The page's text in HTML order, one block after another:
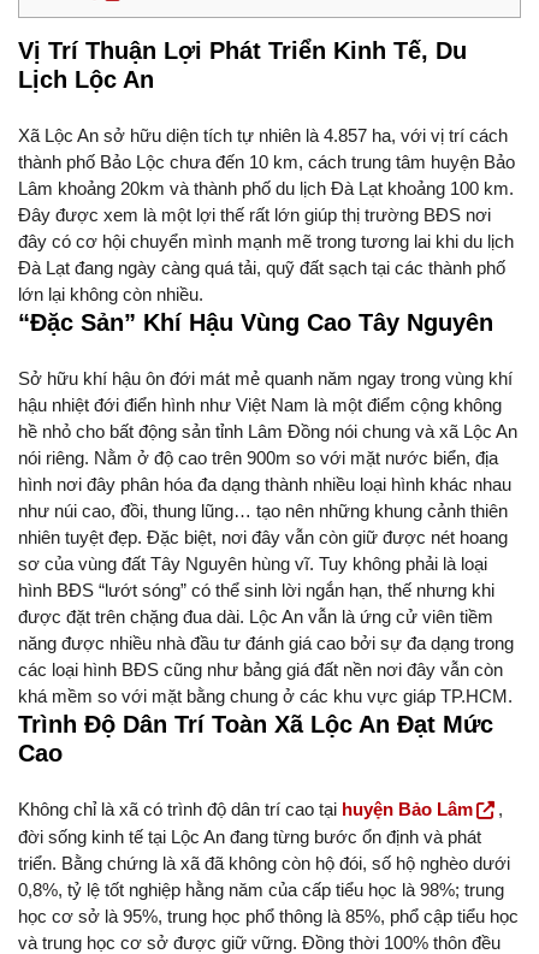
Vị Trí Thuận Lợi Phát Triển Kinh Tế, Du
Lịch Lộc An
Xã Lộc An sở hữu diện tích tự nhiên là 4.857 ha, với vị trí cách
thành phố Bảo Lộc chưa đến 10 km, cách trung tâm huyện Bảo
Lâm khoảng 20km và thành phố du lịch Đà Lạt khoảng 100 km.
Đây được xem là một lợi thế rất lớn giúp thị trường BĐS nơi
đây có cơ hội chuyển mình mạnh mẽ trong tương lai khi du lịch
Đà Lạt đang ngày càng quá tải, quỹ đất sạch tại các thành phố
lớn lại không còn nhiều.
“Đặc Sản” Khí Hậu Vùng Cao Tây Nguyên
Sở hữu khí hậu ôn đới mát mẻ quanh năm ngay trong vùng khí
hậu nhiệt đới điển hình như Việt Nam là một điểm cộng không
hề nhỏ cho bất động sản tỉnh Lâm Đồng nói chung và xã Lộc An
nói riêng. Nằm ở độ cao trên 900m so với mặt nước biển, địa
hình nơi đây phân hóa đa dạng thành nhiều loại hình khác nhau
như núi cao, đồi, thung lũng… tạo nên những khung cảnh thiên
nhiên tuyệt đẹp. Đặc biệt, nơi đây vẫn còn giữ được nét hoang
sơ của vùng đất Tây Nguyên hùng vĩ. Tuy không phải là loại
hình BĐS “lướt sóng” có thể sinh lời ngắn hạn, thế nhưng khi
được đặt trên chặng đua dài. Lộc An vẫn là ứng cử viên tiềm
năng được nhiều nhà đầu tư đánh giá cao bởi sự đa dạng trong
các loại hình BĐS cũng như bảng giá đất nền nơi đây vẫn còn
khá mềm so với mặt bằng chung ở các khu vực giáp TP.HCM.
Trình Độ Dân Trí Toàn Xã Lộc An Đạt Mức
Cao
Không chỉ là xã có trình độ dân trí cao tại huyện Bảo Lâm
,
đời sống kinh tế tại Lộc An đang từng bước ổn định và phát
triển. Bằng chứng là xã đã không còn hộ đói, số hộ nghèo dưới
0,8%, tỷ lệ tốt nghiệp hằng năm của cấp tiểu học là 98%; trung
học cơ sở là 95%, trung học phổ thông là 85%, phổ cập tiểu học
và trung học cơ sở được giữ vững. Đồng thời 100% thôn đều